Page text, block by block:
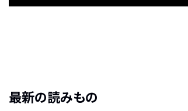
最新の読みもの